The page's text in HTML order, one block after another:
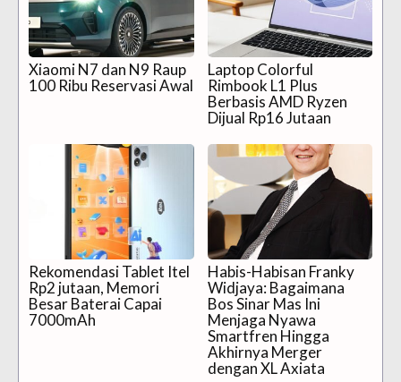
Xiaomi N7 dan N9 Raup
100 Ribu Reservasi Awal
Laptop Colorful
Rimbook L1 Plus
Berbasis AMD Ryzen
Dijual Rp16 Jutaan
Rekomendasi Tablet Itel
Rp2 jutaan, Memori
Besar Baterai Capai
7000mAh
Habis-Habisan Franky
Widjaya: Bagaimana
Bos Sinar Mas Ini
Menjaga Nyawa
Smartfren Hingga
Akhirnya Merger
dengan XL Axiata